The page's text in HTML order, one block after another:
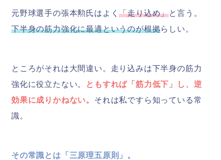
元野球選手の張本勲氏はよく「走り込め」と言う。
下半身の筋力強化に最適というのが根拠らしい。
ところがそれは大間違い。走り込みは下半身の筋力
強化に役立たない。
ともすれば「筋力低下」し、逆
効果に成りかねない。 それは私ですら知っている常
識。
その常識とは「三原理五原則」。